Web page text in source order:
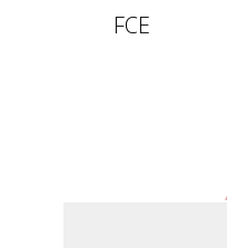
FCE